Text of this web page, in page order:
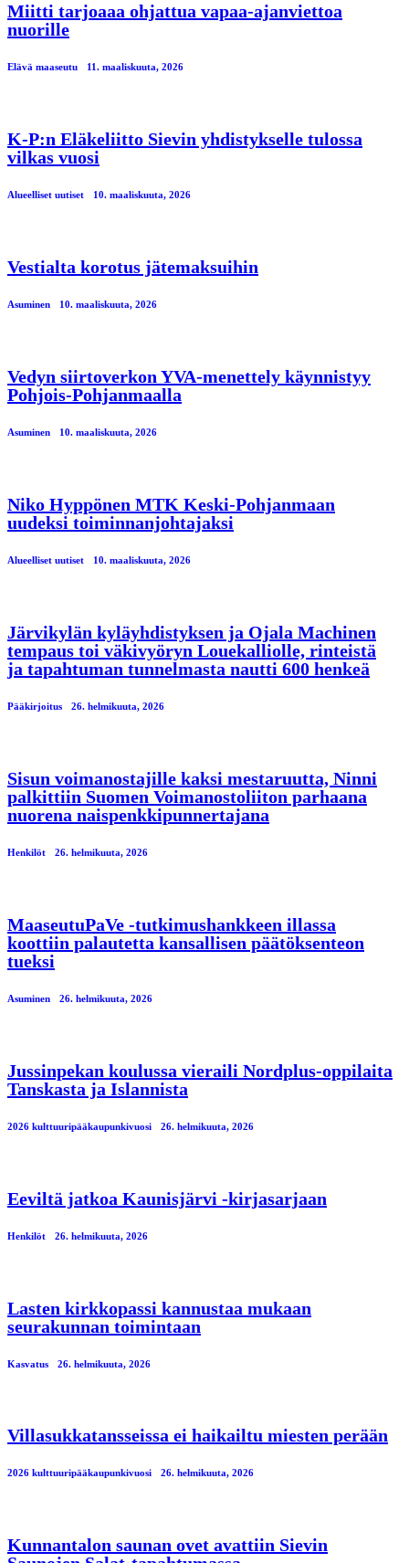
Miitti tarjoaaa ohjattua vapaa-ajanviettoa
nuorille
Elävä maaseutu 11. maaliskuuta, 2026
K-P:n Eläkeliitto Sievin yhdistykselle tulossa
vilkas vuosi
Alueelliset uutiset 10. maaliskuuta, 2026
Vestialta korotus jätemaksuihin
Asuminen 10. maaliskuuta, 2026
Vedyn siirtoverkon YVA-menettely käynnistyy
Pohjois-Pohjanmaalla
Asuminen 10. maaliskuuta, 2026
Niko Hyppönen MTK Keski-Pohjanmaan
uudeksi toiminnanjohtajaksi
Alueelliset uutiset 10. maaliskuuta, 2026
Järvikylän kyläyhdistyksen ja Ojala Machinen
tempaus toi väkivyöryn Louekalliolle, rinteistä
ja tapahtuman tunnelmasta nautti 600 henkeä
Pääkirjoitus 26. helmikuuta, 2026
Sisun voimanostajille kaksi mestaruutta, Ninni
palkittiin Suomen Voimanostoliiton parhaana
nuorena naispenkkipunnertajana
Henkilöt 26. helmikuuta, 2026
MaaseutuPaVe -tutkimushankkeen illassa
koottiin palautetta kansallisen päätöksenteon
tueksi
Asuminen 26. helmikuuta, 2026
Jussinpekan koulussa vieraili Nordplus-oppilaita
Tanskasta ja Islannista
2026 kulttuuripääkaupunkivuosi 26. helmikuuta, 2026
Eeviltä jatkoa Kaunisjärvi -kirjasarjaan
Henkilöt 26. helmikuuta, 2026
Lasten kirkkopassi kannustaa mukaan
seurakunnan toimintaan
Kasvatus 26. helmikuuta, 2026
Villasukkatansseissa ei haikailtu miesten perään
2026 kulttuuripääkaupunkivuosi 26. helmikuuta, 2026
Kunnantalon saunan ovet avattiin Sievin